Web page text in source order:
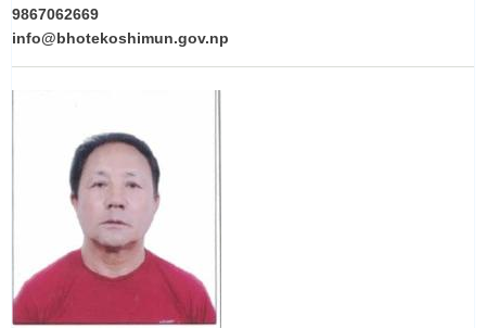
9867062669
info@bhotekoshimun.gov.np